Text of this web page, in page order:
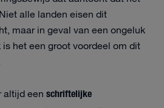
alle landen eisen dit
maar in geval van een ongeluk
het een groot voordeel om dit
altijd een schriftelijke